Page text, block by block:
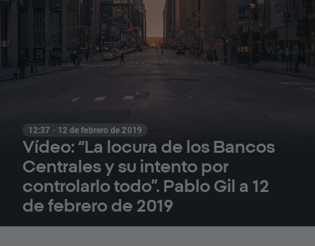
12:37 · 12 de febrero de 2019
Vídeo: “La locura de los Bancos
Centrales y su intento por
controlarlo todo”. Pablo Gil a 12
de febrero de 2019